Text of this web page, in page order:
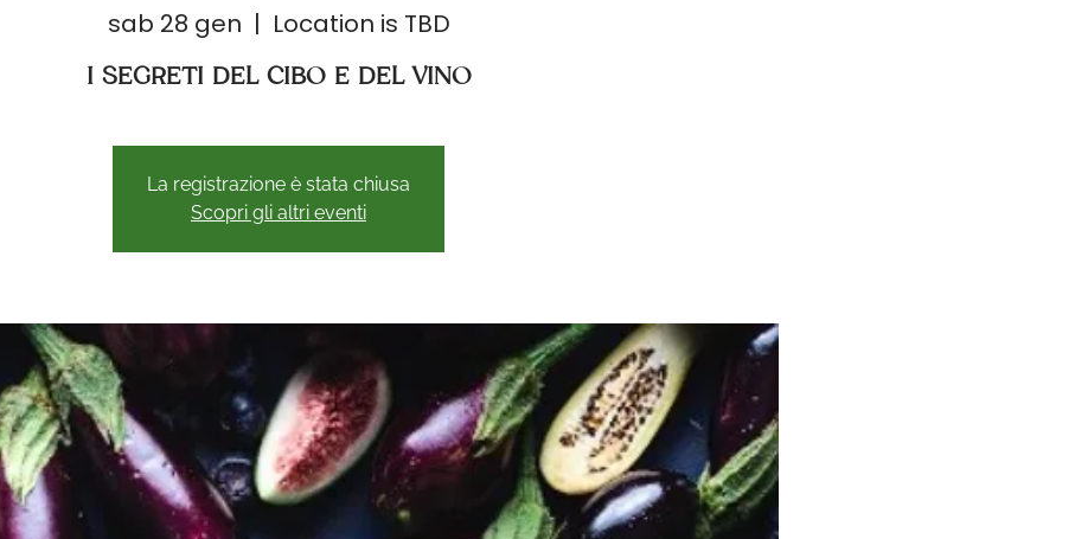
sab 28 gen
  |
Location is TBD
I SEGRETI DEL CIBO E DEL VINO
La registrazione è stata chiusa
Scopri gli altri eventi